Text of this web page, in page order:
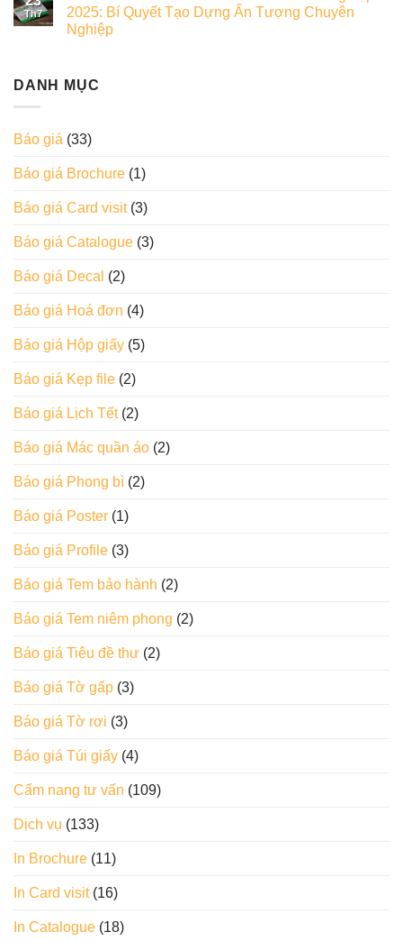
Th7
2025: Bí Quyết Tạo Dựng Ấn Tượng Chuyên
Nghiệp
DANH MỤC
Báo giá (33)
Báo giá Brochure (1)
Báo giá Card visit(3)
Báo giá Catalogue (3)
Báo giá Decal (2)
Báo giá Hoá đơn (4)
Báo giá Hộp giấy (5)
Báo giá Kẹp file (2)
Báo giá Lịch Tết(2)
Báo giá Mác quần áo (2)
Báo giá Phong bì (2)
Báo giá Poster (1)
Báo giá Profile (3)
Báo giá Tem bảo hành (2)
Báo giá Tem niêm phong (2)
Báo giá Tiêu đề thư (2)
Báo giá Tờ gấp (3)
Báo giá Tờ rơi (3)
Báo giá Túi giấy (4)
Cẩm nang tư vấn (109)
Dịch vụ (133)
In Brochure (11)
In Card visit(16)
In Catalogue (18)